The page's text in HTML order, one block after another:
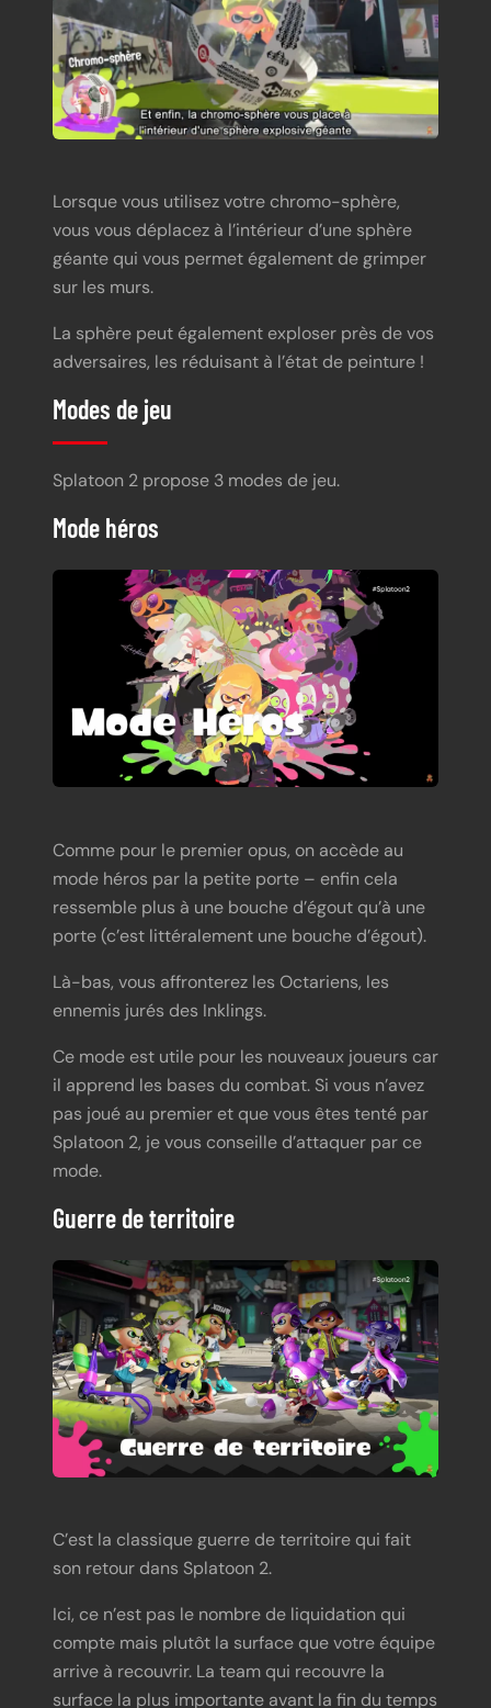
Lorsque vous utilisez votre chromo-sphère,
vous vous déplacez à l’intérieur d’une sphère
géante qui vous permet également de grimper
sur les murs.
La sphère peut également exploser près de vos
adversaires, les réduisant à l’état de peinture !
Modes de jeu
Splatoon 2 propose 3 modes de jeu.
Mode héros
Comme pour le premier opus, on accède au
mode héros par la petite porte – enfin cela
ressemble plus à une bouche d’égout qu’à une
porte (c’est littéralement une bouche d’égout).
Là-bas, vous affronterez les Octariens, les
ennemis jurés des Inklings.
Ce mode est utile pour les nouveaux joueurs car
il apprend les bases du combat. Si vous n’avez
pas joué au premier et que vous êtes tenté par
Splatoon 2, je vous conseille d’attaquer par ce
mode.
Guerre de territoire
C’est la classique guerre de territoire qui fait
son retour dans Splatoon 2.
Ici, ce n’est pas le nombre de liquidation qui
compte mais plutôt la surface que votre équipe
arrive à recouvrir. La team qui recouvre la
surface la plus importante avant la fin du temps